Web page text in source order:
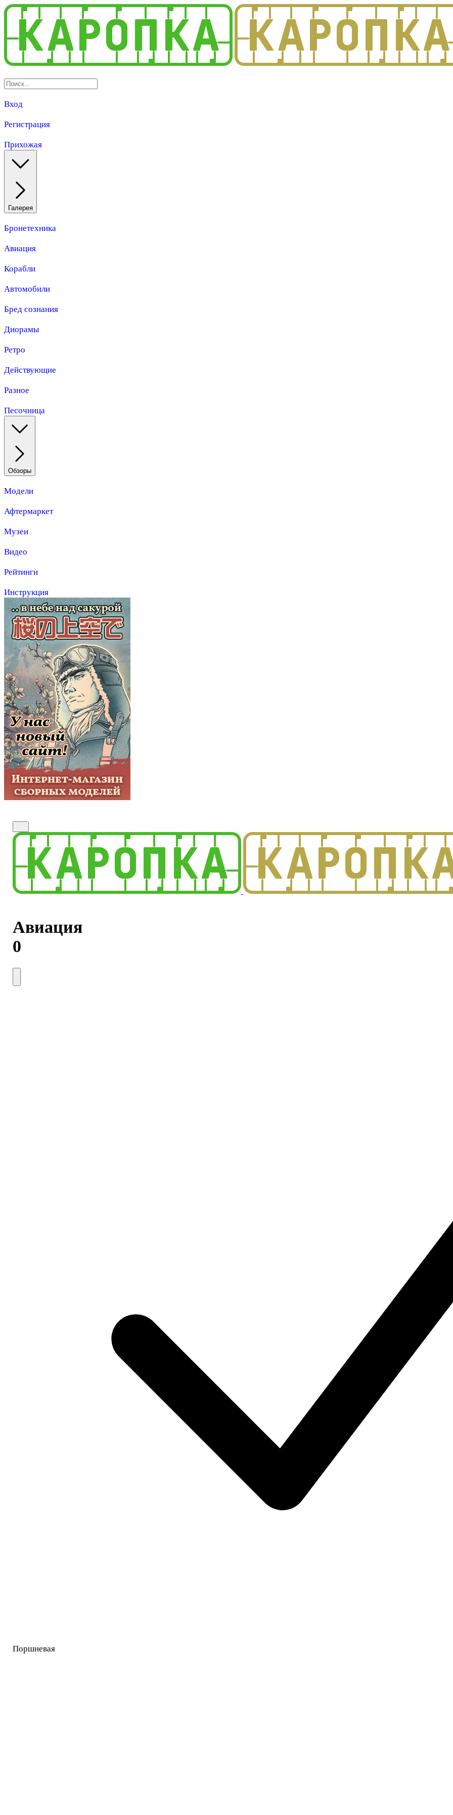
Вход
Регистрация
Прихожая
Галерея
Бронетехника
Авиация
Корабли
Автомобили
Бред сознания
Диорамы
Ретро
Действующие
Разное
Песочница
Обзоры
Модели
Афтермаркет
Музеи
Видео
Рейтинги
Инструкция
Авиация
0
Поршневая